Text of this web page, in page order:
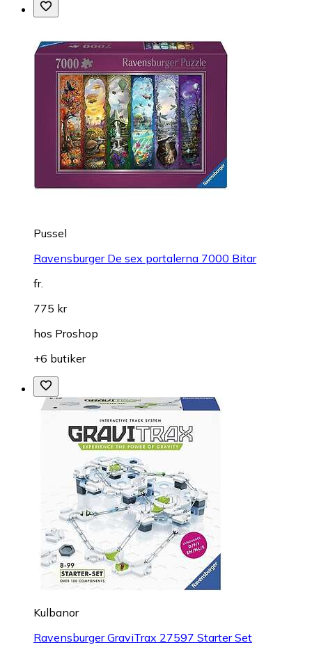
Pussel
Ravensburger De sex portalerna 7000 Bitar
fr.
775 kr
hos Proshop
+6 butiker
Kulbanor
Ravensburger GraviTrax 27597 Starter Set